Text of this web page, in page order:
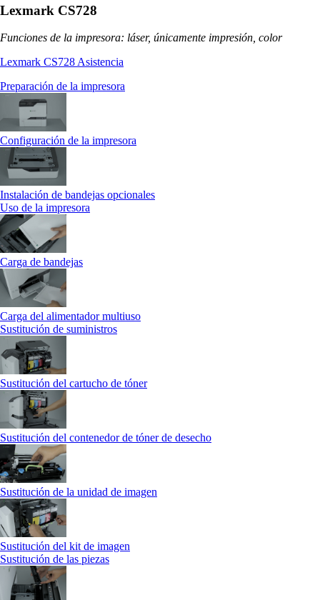
Lexmark CS728
Funciones de la impresora: láser, únicamente impresión, color
Lexmark CS728 Asistencia
Preparación de la impresora
Configuración de la impresora
Instalación de bandejas opcionales
Uso de la impresora
Carga de bandejas
Carga del alimentador multiuso
Sustitución de suministros
Sustitución del cartucho de tóner
Sustitución del contenedor de tóner de desecho
Sustitución de la unidad de imagen
Sustitución del kit de imagen
Sustitución de las piezas